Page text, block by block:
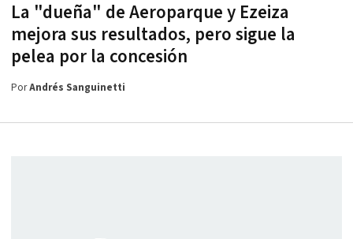
La "dueña" de Aeroparque y Ezeiza
mejora sus resultados, pero sigue la
pelea por la concesión
PorAndrés Sanguinetti